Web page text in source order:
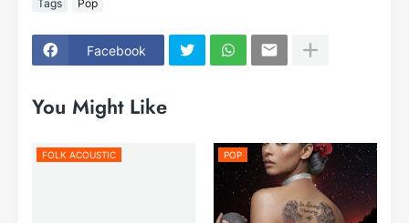
Tags Pop
Facebook
You Might Like
FOLK ACOUSTIC POP